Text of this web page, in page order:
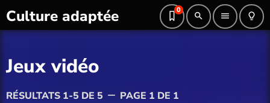
Culture adaptée 0
search menu lightbulb_outline
Jeux vidéo
RÉSULTATS 1-5 DE 5 remove PAGE 1 DE 1